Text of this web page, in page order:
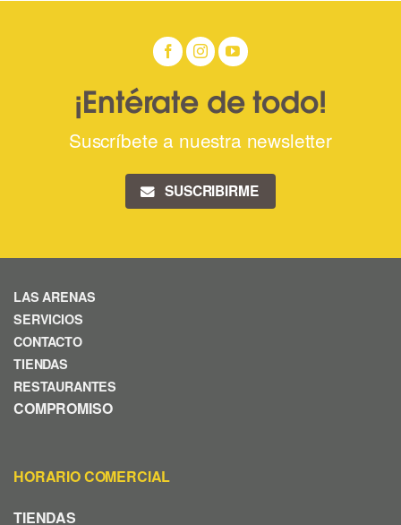
¡Entérate de todo!
Suscríbete a nuestra newsletter
SUSCRIBIRME
LAS ARENAS
SERVICIOS
CONTACTO
TIENDAS
RESTAURANTES
COMPROMISO
HORARIO COMERCIAL
TIENDAS